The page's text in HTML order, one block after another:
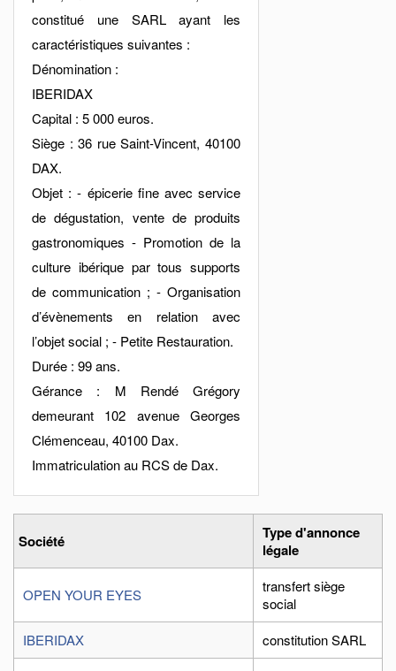
constitué une SARL ayant les
caractéristiques suivantes :
Dénomination :
IBERIDAX
Capital : 5 000 euros.
Siège : 36 rue Saint-Vincent, 40100
DAX.
Objet : - épicerie fine avec service
de dégustation, vente de produits
gastronomiques - Promotion de la
culture ibérique par tous supports
de communication ; - Organisation
d’évènements en relation avec
l’objet social ; - Petite Restauration.
Durée : 99 ans.
Gérance : M Rendé Grégory
demeurant 102 avenue Georges
Clémenceau, 40100 Dax.
Immatriculation au RCS de Dax.
Société
Type d'annonce
légale
OPEN YOUR EYES
transfert siège
social
IBERIDAX
constitution SARL